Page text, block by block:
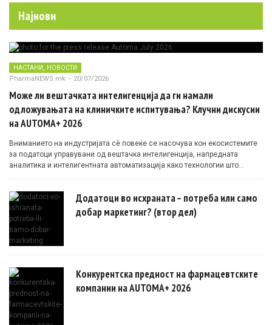
Најнови
НАСТАНИ, НОВОСТИ
PharmaNEWS.mk - 20/07/2026
Може ли вештачката интелигенција да ги намали
одложувањата на клиничките испитувања? Клучни дискусии
на AUTOMA+ 2026
Вниманието на индустријата сè повеќе се насочува кон екосистемите
за податоци управувани од вештачка интелигенција, напредната
аналитика и интелигентната автоматизација како технологии што
Додатоци во исхраната – потреба или само
добар маркетинг? (втор дел)
Конкурентска предност на фармацевтските
компании на AUTOMA+ 2026